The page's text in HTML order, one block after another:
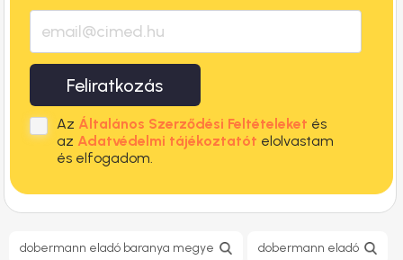
Feliratkozás
Az Általános Szerződési Feltételeket és
az Adatvédelmi tájékoztatót elolvastam
és elfogadom.
dobermann eladó baranya megye dobermann eladó